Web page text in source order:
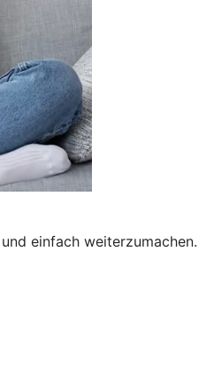
einfach weiterzumachen.